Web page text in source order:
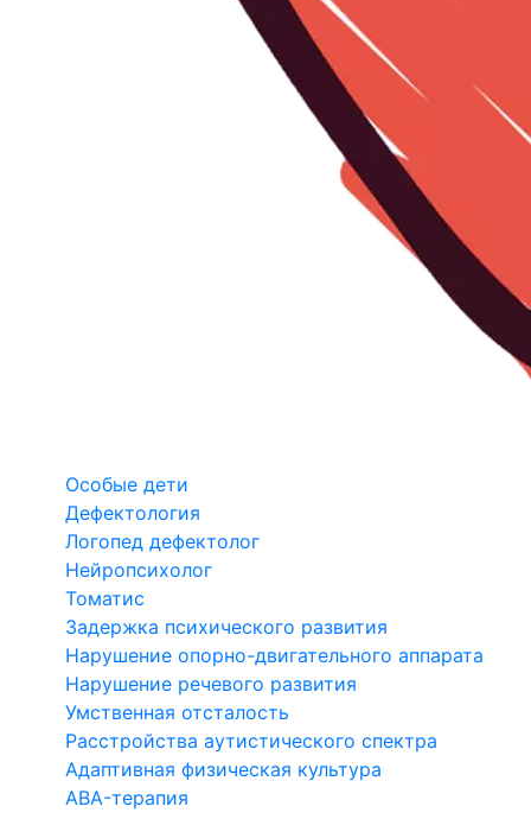
Особые дети
Дефектология
Логопед дефектолог
Нейропсихолог
Томатис
Задержка психического развития
Нарушение опорно-двигательного аппарата
Нарушение речевого развития
Умственная отсталость
Расстройства аутистического спектра
Адаптивная физическая культура
ABA-терапия